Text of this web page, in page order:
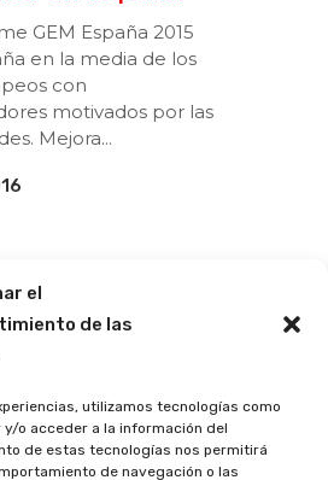
el
de las
utilizamos tecnologías como
o acceder a la información del
de estas tecnologías nos permitirá
de navegación o las
GEM España 2015
en la media de los
con
motivados por las
Mejora...